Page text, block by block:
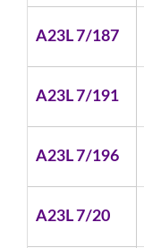
A23L 7/187
A23L 7/191
A23L 7/196
A23L 7/20